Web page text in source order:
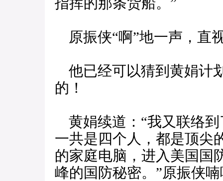
原振侠“啊”地一声，直
他已经可以猜到黄娟计
的！
黄娟续道：“我又联络
一共是四个人，都是顶尖
的家庭电脑，进入美国国
峰的国防秘密。”原振侠